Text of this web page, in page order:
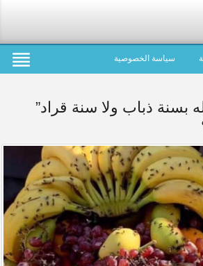
سياسة الخصوصية
بسنة ذباب ولا سنة قراد”